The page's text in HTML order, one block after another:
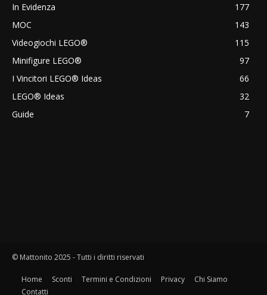
In Evidenza
177
MOC
143
Videogiochi LEGO®
115
Minifigure LEGO®
97
I Vincitori LEGO® Ideas
66
LEGO® Ideas
32
Guide
7
© Mattonito 2025 - Tutti i diritti riservati
Home Sconti Termini e Condizioni Privacy
Chi Siamo
Contatti